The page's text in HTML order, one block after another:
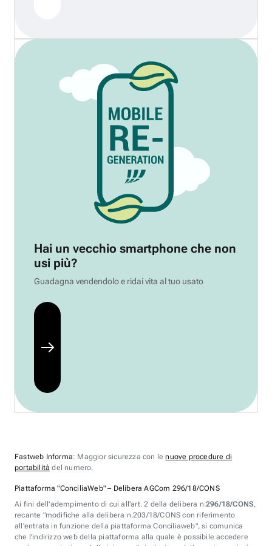
Hai un vecchio smartphone che non
usi più?
Guadagna vendendolo e ridai vita al tuo usato
Fastweb Informa: Maggior sicurezza con lenuove procedure di
portabilità del numero.
Piattaforma "ConciliaWeb" – Delibera AGCom 296/18/CONS
Ai fini dell'adempimento di cui all'art. 2 della delibera n.296/18/CONS,
recante "modifiche alla delibera n.203/18/CONS con riferimento
all'entrata in funzione della piattaforma Conciliaweb", si comunica
che l'indirizzo web della piattaforma alla quale è possibile accedere